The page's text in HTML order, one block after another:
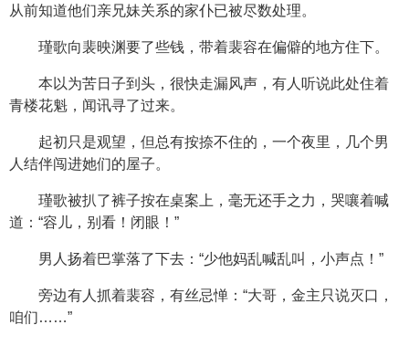
从前知道他们亲兄妹关系的家仆已被尽数处理。
瑾歌向裴映渊要了些钱，带着裴容在偏僻的地方住下。
本以为苦日子到头，很快走漏风声，有人听说此处住着
青楼花魁，闻讯寻了过来。
起初只是观望，但总有按捺不住的，一个夜里，几个男
人结伴闯进她们的屋子。
瑾歌被扒了裤子按在桌案上，毫无还手之力，哭嚷着喊
道：“容儿，别看！闭眼！”
男人扬着巴掌落了下去：“少他妈乱喊乱叫，小声点！”
旁边有人抓着裴容，有丝忌惮：“大哥，金主只说灭口，
咱们……”